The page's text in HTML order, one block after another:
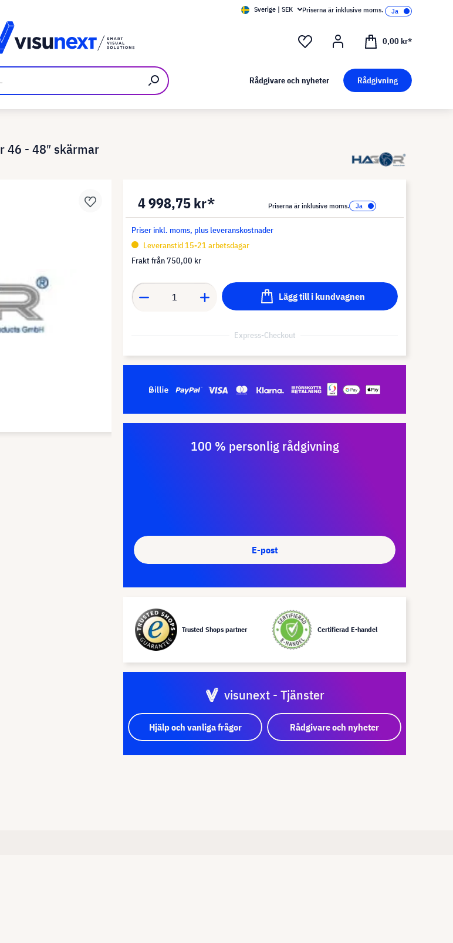
Sverige | SEK Priserna är inklusive moms.
0,00 kr*
Rådgivare och nyheter Rådgivning
46 - 48″ skärmar
4 998,75 kr* Priserna är inklusive moms.
Priser inkl. moms, plus leveranskostnader
Leveranstid 15-21 arbetsdagar
Frakt från750,00 kr
Lägg till i kundvagnen
Express-Checkout
100 % personlig rådgivning
E-post
Trusted Shops partner Certifierad E-handel
visunext - Tjänster
Hjälp och vanliga frågor Rådgivare och nyheter